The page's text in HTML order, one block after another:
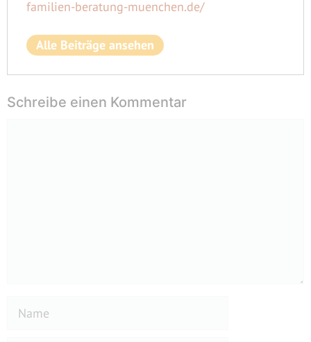
familien-beratung-muenchen.de/
Alle Beiträge ansehen
Schreibe einen Kommentar
Name